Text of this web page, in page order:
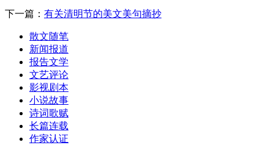
下一篇： 有关清明节的美文美句摘抄
散文随笔
新闻报道
报告文学
文艺评论
影视剧本
小说故事
诗词歌赋
长篇连载
作家认证